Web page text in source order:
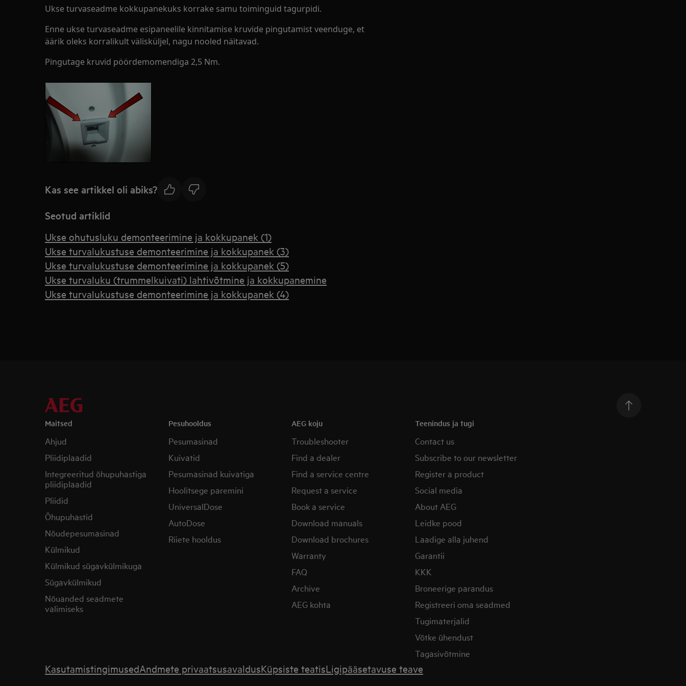
Ukse turvaseadme kokkupanekuks korrake samu toiminguid tagurpidi.
Enne ukse turvaseadme esipaneelile kinnitamise kruvide pingutamist veenduge, et
äärik oleks korralikult välisküljel, nagu nooled näitavad.
Pingutage kruvid pöördemomendiga 2,5 Nm.
Kas see artikkel oli abiks?
Seotud artiklid
Ukse ohutusluku demonteerimine ja kokkupanek (1)
Ukse turvalukustuse demonteerimine ja kokkupanek (3)
Ukse turvalukustuse demonteerimine ja kokkupanek (5)
Ukse turvaluku (trummelkuivati) lahtivõtmine ja kokkupanemine
Ukse turvalukustuse demonteerimine ja kokkupanek (4)
Maitsed
Ahjud
Pliidiplaadid
Integreeritud õhupuhastiga
pliidiplaadid
Pliidid
Õhupuhastid
Nõudepesumasinad
Külmikud
Külmikud sügavkülmikuga
Sügavkülmikud
Nõuanded seadmete
valimiseks
Pesuhooldus
Pesumasinad
Kuivatid
Pesumasinad kuivatiga
Hoolitsege paremini
UniversalDose
AutoDose
Riiete hooldus
AEG koju
Troubleshooter
Find a dealer
Find a service centre
Request a service
Book a service
Download manuals
Download brochures
Warranty
FAQ
Archive
AEG kohta
Teenindus ja tugi
Contact us
Subscribe to our newsletter
Register a product
Social media
About AEG
Leidke pood
Laadige alla juhend
Garantii
KKK
Broneerige parandus
Registreeri oma seadmed
Tugimaterjalid
Võtke ühendust
Tagasivõtmine
KasutamistingimusedAndmete privaatsusavaldusKüpsiste teatisLigipääsetavuse teave